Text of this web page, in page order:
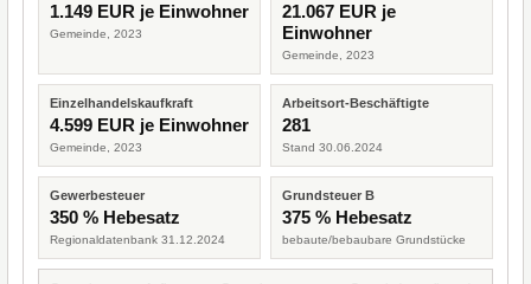
1.149 EUR je Einwohner
Gemeinde, 2023
21.067 EUR je
Einwohner
Gemeinde, 2023
Einzelhandelskaufkraft
4.599 EUR je Einwohner
Gemeinde, 2023
Arbeitsort-Beschäftigte
281
Stand 30.06.2024
Gewerbesteuer
350 % Hebesatz
Regionaldatenbank 31.12.2024
Grundsteuer B
375 % Hebesatz
bebaute/bebaubare Grundstücke